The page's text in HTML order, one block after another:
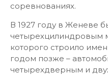
соревнованиях.
В 1927 году в Женеве
четырехцилиндровым
которого строило
годом позже –
четырехдверным и